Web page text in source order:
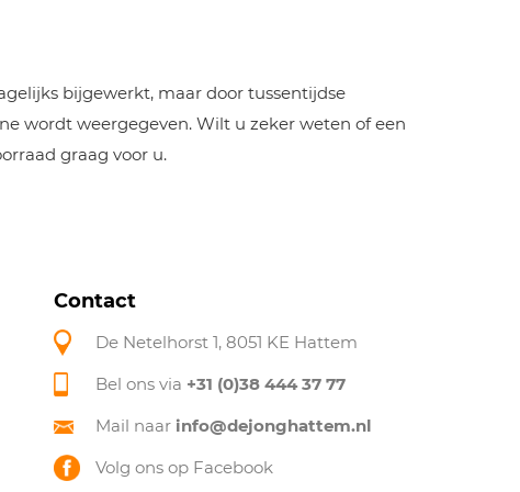
bijgewerkt, maar door tussentijdse
wordt weergegeven. Wilt u zeker weten of een
graag voor u.
Contact
De Netelhorst 1, 8051 KE Hattem
Bel ons via +31 (0)38 444 37 77
Mail naar info@dejonghattem.nl
Volg ons op Facebook